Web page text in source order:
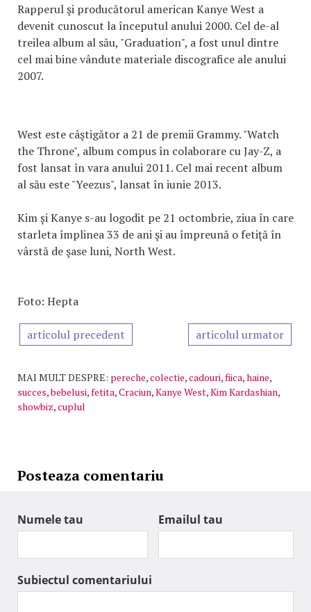
Rapperul şi producătorul american Kanye West a
devenit cunoscut la începutul anului 2000. Cel de-al
treilea album al său, "Graduation", a fost unul dintre
cel mai bine vândute materiale discografice ale anului
2007.
West este câştigător a 21 de premii Grammy. "Watch
the Throne", album compus în colaborare cu Jay-Z, a
fost lansat în vara anului 2011. Cel mai recent album
al său este "Yeezus", lansat în iunie 2013.
Kim și Kanye s-au logodit pe 21 octombrie, ziua în care
starleta împlinea 33 de ani şi au împreună o fetiţă în
vârstă de şase luni, North West.
Foto: Hepta
articolul precedent articolul urmator
MAI MULT DESPRE: pereche,colectie,cadouri,fiica,haine,
succes,bebelusi,fetita,Craciun,Kanye West,Kim Kardashian,
showbiz,cuplul
Posteaza comentariu
Numele tau Emailul tau
Subiectul comentariului